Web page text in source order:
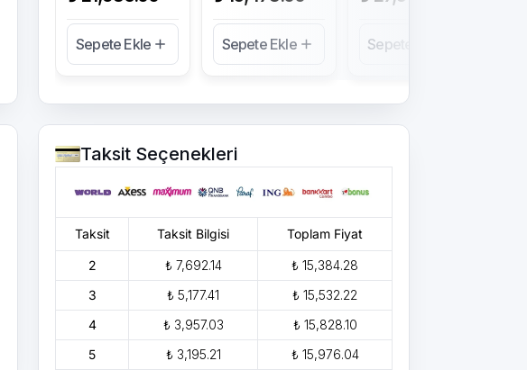
Sepete Ekle Sepete Ekle Sepete Ekle
Taksit Seçenekleri
Taksit Taksit Bilgisi Toplam Fiyat
2 ₺ 7,692.14
₺ 15,384.28
3
₺ 5,177.41
₺ 15,532.22
4
₺ 3,957.03
₺ 15,828.10
5
₺ 3,195.21
₺ 15,976.04